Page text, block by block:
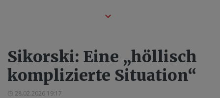
Sikorski: Eine „höllisch
komplizierte Situation“
28.02.2026 19:17